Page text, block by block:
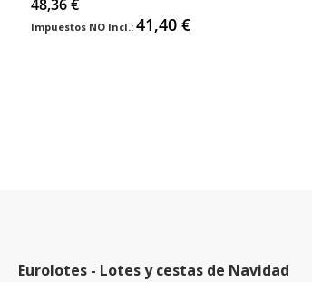
48,36 €
41,40 €
Eurolotes - Lotes y cestas de Navidad